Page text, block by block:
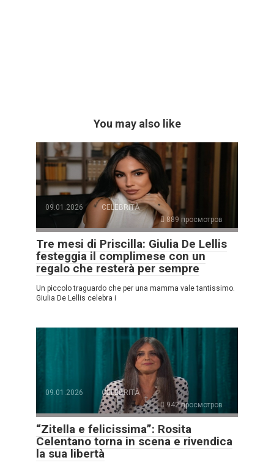
You may also like
09.01.2026
CELEBRITÀ
889 просмотров
Tre mesi di Priscilla: Giulia De Lellis
festeggia il complimese con un
regalo che resterà per sempre
Un piccolo traguardo che per una mamma vale tantissimo.
Giulia De Lellis celebra i
09.01.2026
CELEBRITÀ
942 просмотров
“Zitella e felicissima”: Rosita
Celentano torna in scena e rivendica
la sua libertà